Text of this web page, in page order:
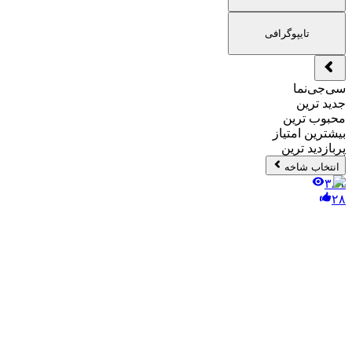
تایپوگرافی
سی‌جی‌نما
جدید ترین
محبوب ترین
بیشترین امتیاز
پربازدید ترین
انتخاب شاخه
۳۸۱
۲۸